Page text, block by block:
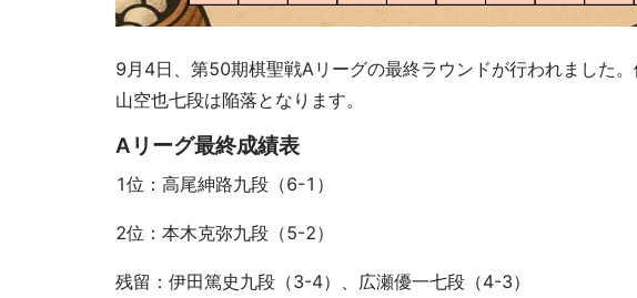
9月4日、第50期棋聖戦Aリーグの最終ラウンドが行われました
山空也七段は陥落となります。
Aリーグ最終成績表
1位：高尾紳路九段（6-1）
2位：本木克弥九段（5-2）
残留：伊田篤史九段（3-4）、広瀬優一七段（4-3）